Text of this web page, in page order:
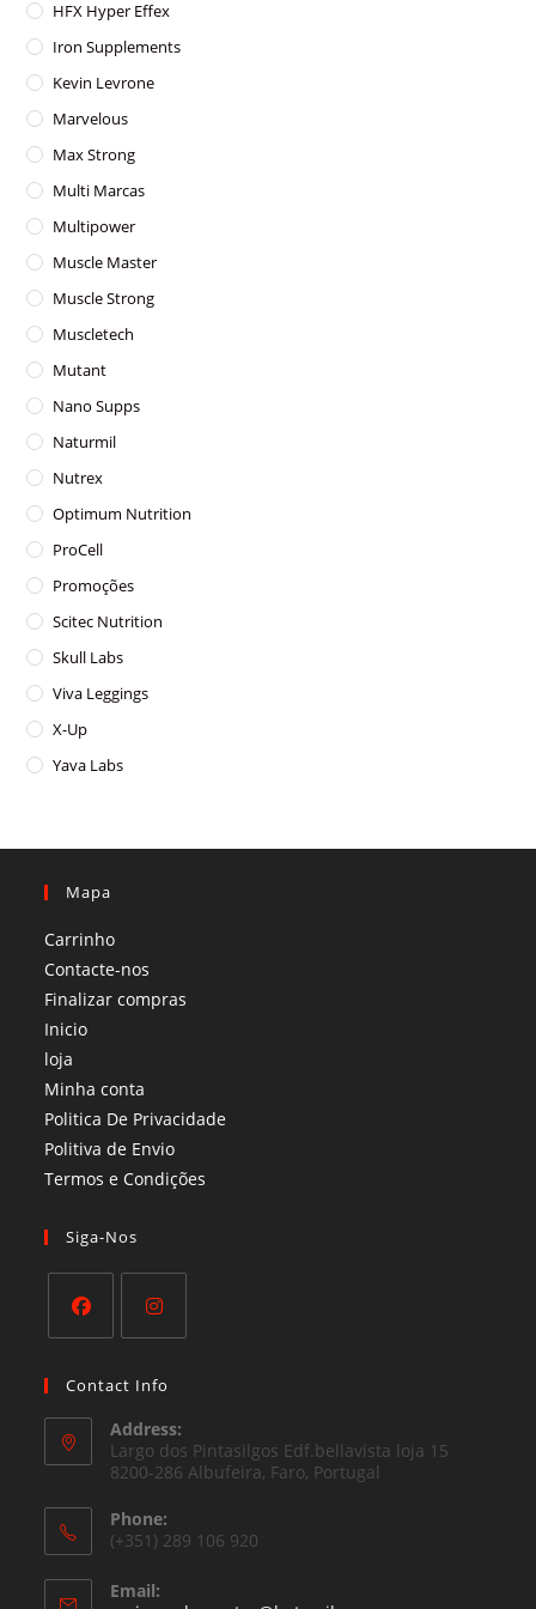
HFX Hyper Effex
Iron Supplements
Kevin Levrone
Marvelous
Max Strong
Multi Marcas
Multipower
Muscle Master
Muscle Strong
Muscletech
Mutant
Nano Supps
Naturmil
Nutrex
Optimum Nutrition
ProCell
Promoções
Scitec Nutrition
Skull Labs
Viva Leggings
X-Up
Yava Labs
Mapa
Carrinho
Contacte-nos
Finalizar compras
Inicio
loja
Minha conta
Politica De Privacidade
Politiva de Envio
Termos e Condições​
Siga-Nos
in
new
tab
in
new
tab
Contact Info
Address:
Largo dos Pintasilgos Edf.bellavista loja 15
8200-286 Albufeira, Faro, Portugal
Phone:
(+351) 289 106 920
Email: